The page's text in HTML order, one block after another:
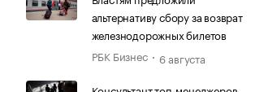
альтернативу сбору за возврат
железнодорожных билетов
РБК Бизнес
6 августа